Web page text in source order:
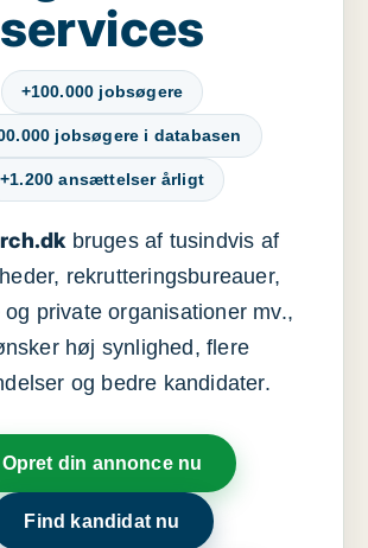
services
+100.000 jobsøgere
jobsøgere i databasen
+1.200 ansættelser årligt
bruges af tusindvis af
rekrutteringsbureauer,
private organisationer mv.,
høj synlighed, flere
og bedre kandidater.
Opret din annonce nu
Find kandidat nu